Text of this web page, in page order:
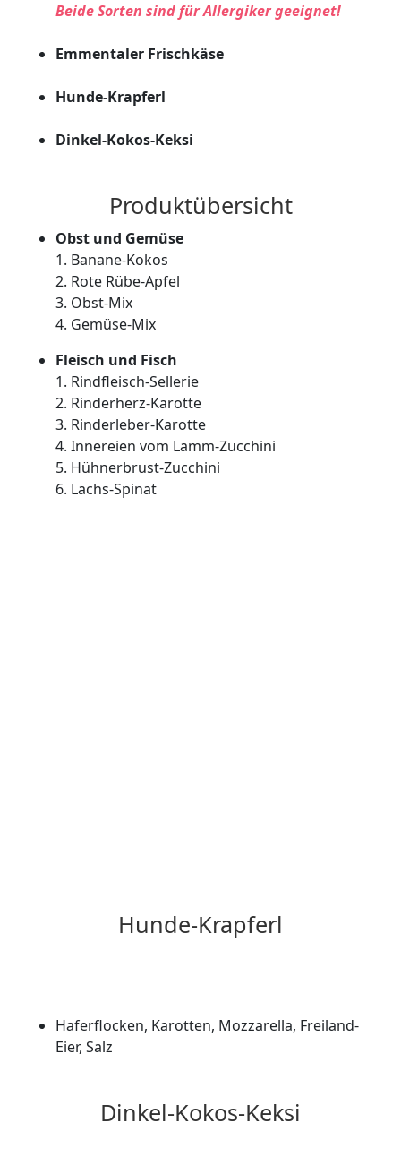
Produktübersicht
Obst und Gemüse
1. Banane-Kokos
2. Rote Rübe-Apfel
3. Obst-Mix
4. Gemüse-Mix
Fleisch und Fisch
1. Rindfleisch-Sellerie
2. Rinderherz-Karotte
3. Rinderleber-Karotte
4. Innereien vom Lamm-Zucchini
5. Hühnerbrust-Zucchini
6. Lachs-Spinat
Beide Sorten sind für Allergiker geeignet!
Emmentaler Frischkäse
Hunde-Krapferl
Dinkel-Kokos-Keksi
Hunde-Krapferl
Haferflocken, Karotten, Mozzarella, Freiland-
Eier, Salz
Dinkel-Kokos-Keksi